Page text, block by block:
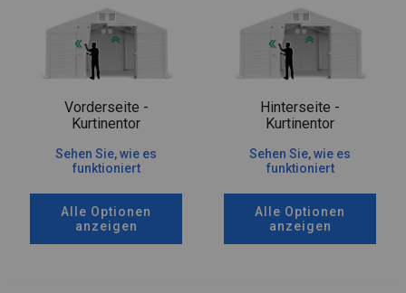
Vorderseite -
Kurtinentor
Sehen Sie, wie es
funktioniert
Alle Optionen
anzeigen
Hinterseite -
Kurtinentor
Sehen Sie, wie es
funktioniert
Alle Optionen
anzeigen